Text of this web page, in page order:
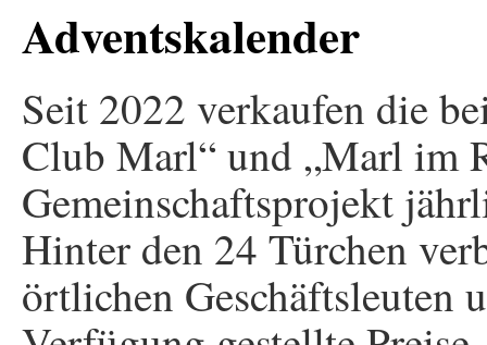
Adventskalender
Seit 2022 verkaufen die
Club Marl“ und „Marl im
Gemeinschaftsprojekt
Hinter den 24 Türchen
örtlichen Geschäftsleuten